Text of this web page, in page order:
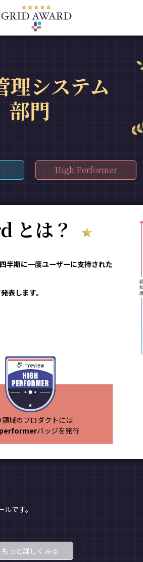
理システム
部門
High Performer
とは？
期に一度ユーザーに支持された
表します。
領域のプロダクトには
バッジを発行
です。
もっと詳しくみる